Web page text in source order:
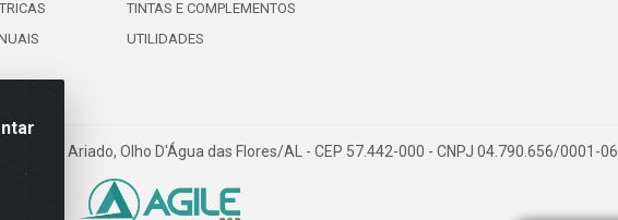
TINTAS E COMPLEMENTOS
UTILIDADES
265 - Ariado, Olho D'Água das Flores/AL - CEP 57.442-000 - CNPJ 04.790.656/0001-06